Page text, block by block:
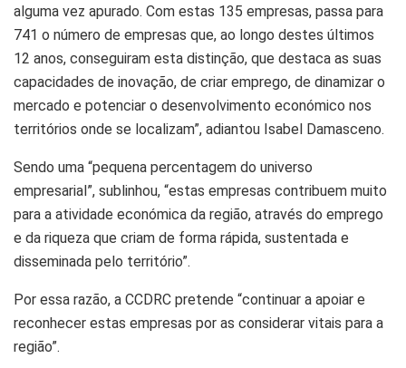
alguma vez apurado. Com estas 135 empresas, passa para
741 o número de empresas que, ao longo destes últimos
12 anos, conseguiram esta distinção, que destaca as suas
capacidades de inovação, de criar emprego, de dinamizar o
mercado e potenciar o desenvolvimento económico nos
territórios onde se localizam”, adiantou Isabel Damasceno.
Sendo uma “pequena percentagem do universo
empresarial”, sublinhou, “estas empresas contribuem muito
para a atividade económica da região, através do emprego
e da riqueza que criam de forma rápida, sustentada e
disseminada pelo território”.
Por essa razão, a CCDRC pretende “continuar a apoiar e
reconhecer estas empresas por as considerar vitais para a
região”.